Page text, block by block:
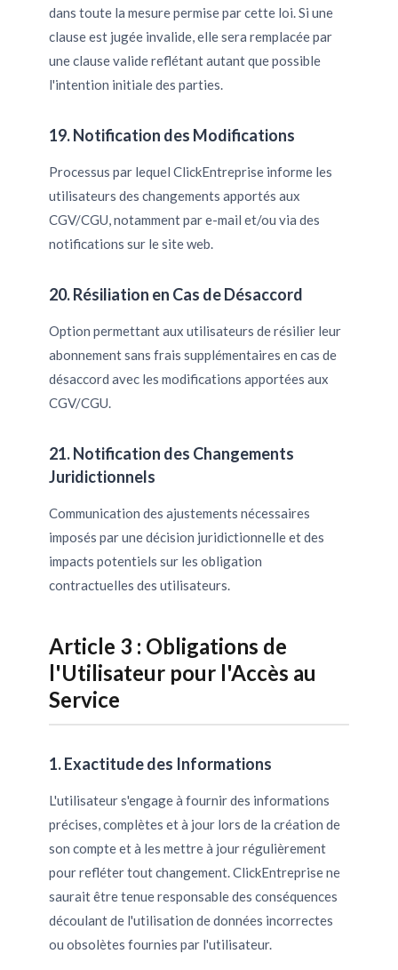
dans toute la mesure permise par cette loi. Si une
clause est jugée invalide, elle sera remplacée par
une clause valide reflétant autant que possible
l'intention initiale des parties.
19. Notification des Modifications
Processus par lequel ClickEntreprise informe les
utilisateurs des changements apportés aux
CGV/CGU, notamment par e-mail et/ou via des
notifications sur le site web.
20. Résiliation en Cas de Désaccord
Option permettant aux utilisateurs de résilier leur
abonnement sans frais supplémentaires en cas de
désaccord avec les modifications apportées aux
CGV/CGU.
21. Notification des Changements
Juridictionnels
Communication des ajustements nécessaires
imposés par une décision juridictionnelle et des
impacts potentiels sur les obligation
contractuelles des utilisateurs.
Article 3 : Obligations de
l'Utilisateur pour l'Accès au
Service
1. Exactitude des Informations
L'utilisateur s'engage à fournir des informations
précises, complètes et à jour lors de la création de
son compte et à les mettre à jour régulièrement
pour refléter tout changement. ClickEntreprise ne
saurait être tenue responsable des conséquences
découlant de l'utilisation de données incorrectes
ou obsolètes fournies par l'utilisateur.